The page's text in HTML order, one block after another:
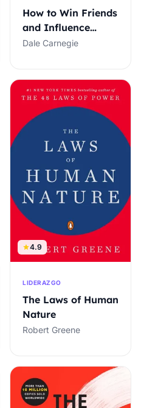
How to Win Friends
and Influence
People
Dale Carnegie
4.9
LIDERAZGO
The Laws of Human
Nature
Robert Greene